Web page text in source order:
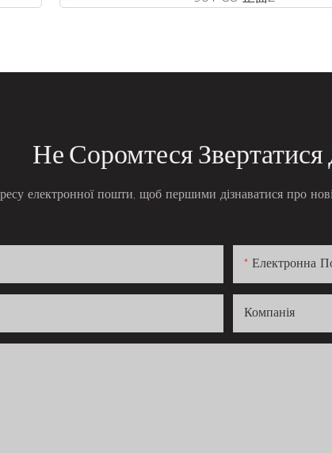
Не Соромтеся
електронної пошти, щоб першими дізнаватися про нові
Електронна
Компанія